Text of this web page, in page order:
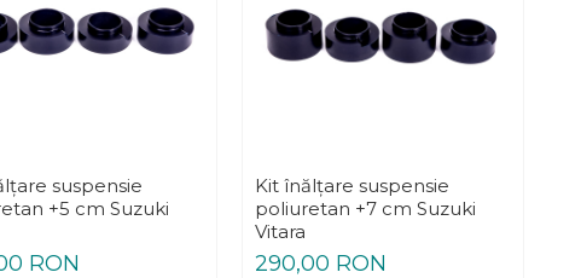
suspensie
+5 cm Suzuki
RON
Kit înălțare suspensie
poliuretan +7 cm Suzuki
Vitara
290,00 RON